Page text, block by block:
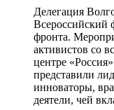
Делегация
Всероссийский
фронта.
активистов со
центре
представили
инноваторы,
деятели, чей